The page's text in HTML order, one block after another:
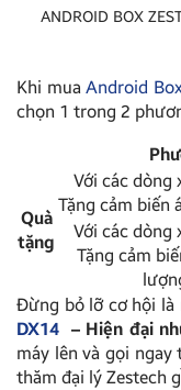
ANDROID BOX
Khi mua Android
chọn 1 trong 2
Quà
tặng
Với các dòng
Tặng cảm biến
Với các dòng
Tặng cảm
Đừng bỏ lỡ cơ hội là
DX14 – Hiện đại
máy lên và gọi ngay
thăm đại lý Zestech